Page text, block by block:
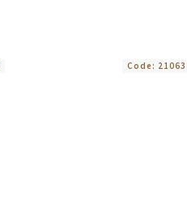
Code: 21063